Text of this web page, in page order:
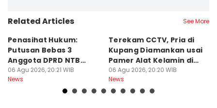
Related Articles See More
Penasihat Hukum:
Putusan Bebas 3
Anggota DPRD NTB
Bersifat Final
06 Agu 2026, 20:21 WIB
News
Terekam CCTV, Pria di
Kupang Diamankan usai
Pamer Alat Kelamin di
Kios
06 Agu 2026, 20:20 WIB
News